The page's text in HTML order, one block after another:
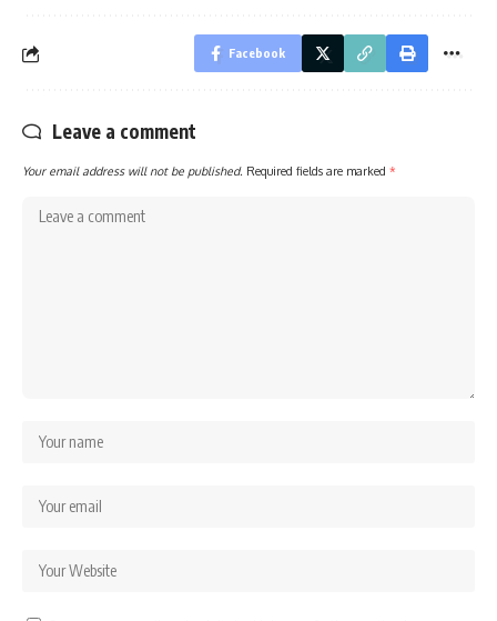
Facebook
Leave a comment
Your email address will not be published. Required fields are marked *